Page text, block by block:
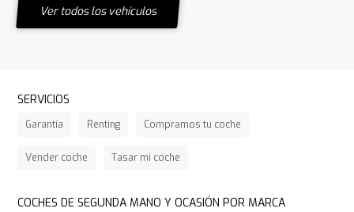
Ver todos los vehículos
SERVICIOS
Garantía Renting Compramos tu coche
Vender coche Tasar mi coche
COCHES DE SEGUNDA MANO Y OCASIÓN POR MARCA